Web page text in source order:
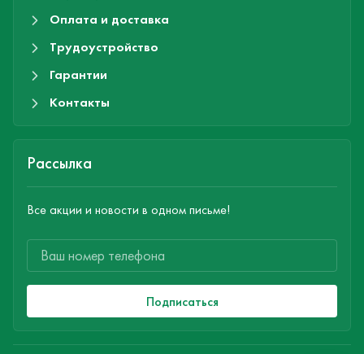
Оплата и доставка
Трудоустройство
Гарантии
Контакты
Рассылка
Все акции и новости в одном письме!
Подписаться